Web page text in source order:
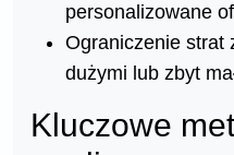
personalizowane
Ograniczenie strat
dużymi lub zbyt
Kluczowe